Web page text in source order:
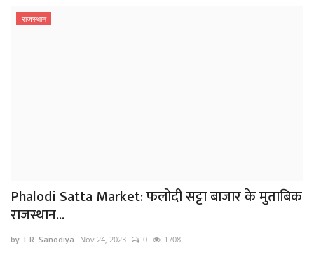
राजस्थान
Phalodi Satta Market: फलोदी सट्टा बाजार के मुताबिक
राजस्थान...
by T.R. Sanodiya Nov 24, 2023 0 1708